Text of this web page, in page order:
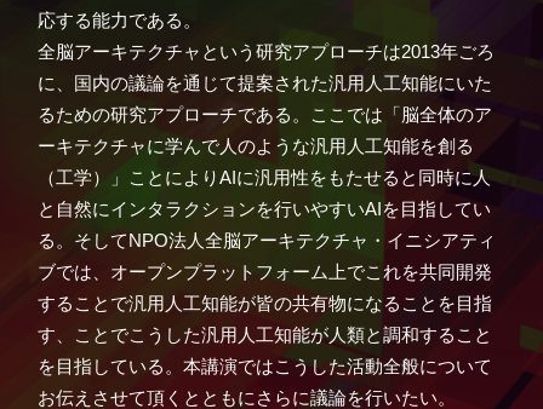
応する能力である。
全脳アーキテクチャという研究アプローチは2013年ごろ
に、国内の議論を通じて提案された汎用人工知能にいた
るための研究アプローチである。ここでは「脳全体のア
ーキテクチャに学んで人のような汎用人工知能を創る
（工学）」ことによりAIに汎用性をもたせると同時に人
と自然にインタラクションを行いやすいAIを目指してい
る。そしてNPO法人全脳アーキテクチャ・イニシアティ
ブでは、オープンプラットフォーム上でこれを共同開発
することで汎用人工知能が皆の共有物になることを目指
す、ことでこうした汎用人工知能が人類と調和すること
を目指している。本講演ではこうした活動全般について
お伝えさせて頂くとともにさらに議論を行いたい。